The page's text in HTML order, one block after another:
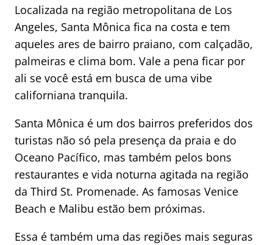
Localizada na região metropolitana de Los
Angeles, Santa Mônica fica na costa e tem
aqueles ares de bairro praiano, com calçadão,
palmeiras e clima bom. Vale a pena ficar por
ali se você está em busca de uma vibe
californiana tranquila.
Santa Mônica é um dos bairros preferidos dos
turistas não só pela presença da praia e do
Oceano Pacífico, mas também pelos bons
restaurantes e vida noturna agitada na região
da Third St. Promenade. As famosas Venice
Beach e Malibu estão bem próximas.
Essa é também uma das regiões mais seguras